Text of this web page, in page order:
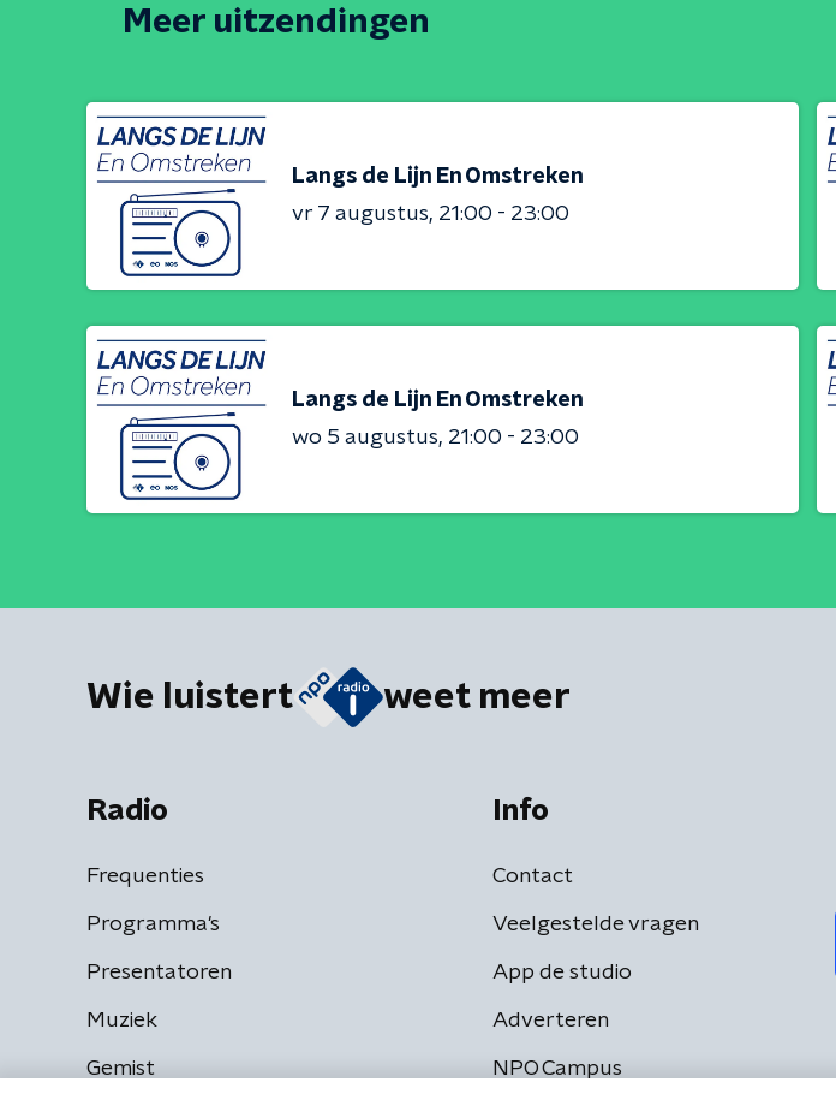
Meer uitzendingen
Langs de Lijn En Omstreken
vr 7 augustus 21:00 - 23:00
Langs de Lijn En Omstreken
wo 5 augustus 21:00 - 23:00
Wie luistert weet meer
Radio
Frequenties
Programma's
Presentatoren
Muziek
Gemist
Info
Contact
Veelgestelde vragen
App de studio
Adverteren
NPO Campus